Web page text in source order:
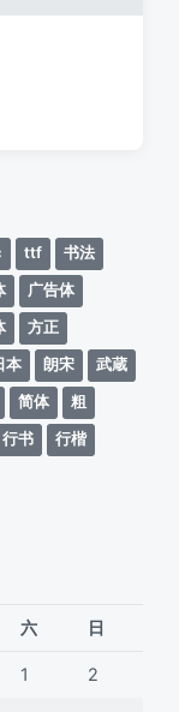
ttf
书法
广告体
方正
本 朗宋
武蔵
简体
粗
行书
行楷
六 日
1 2